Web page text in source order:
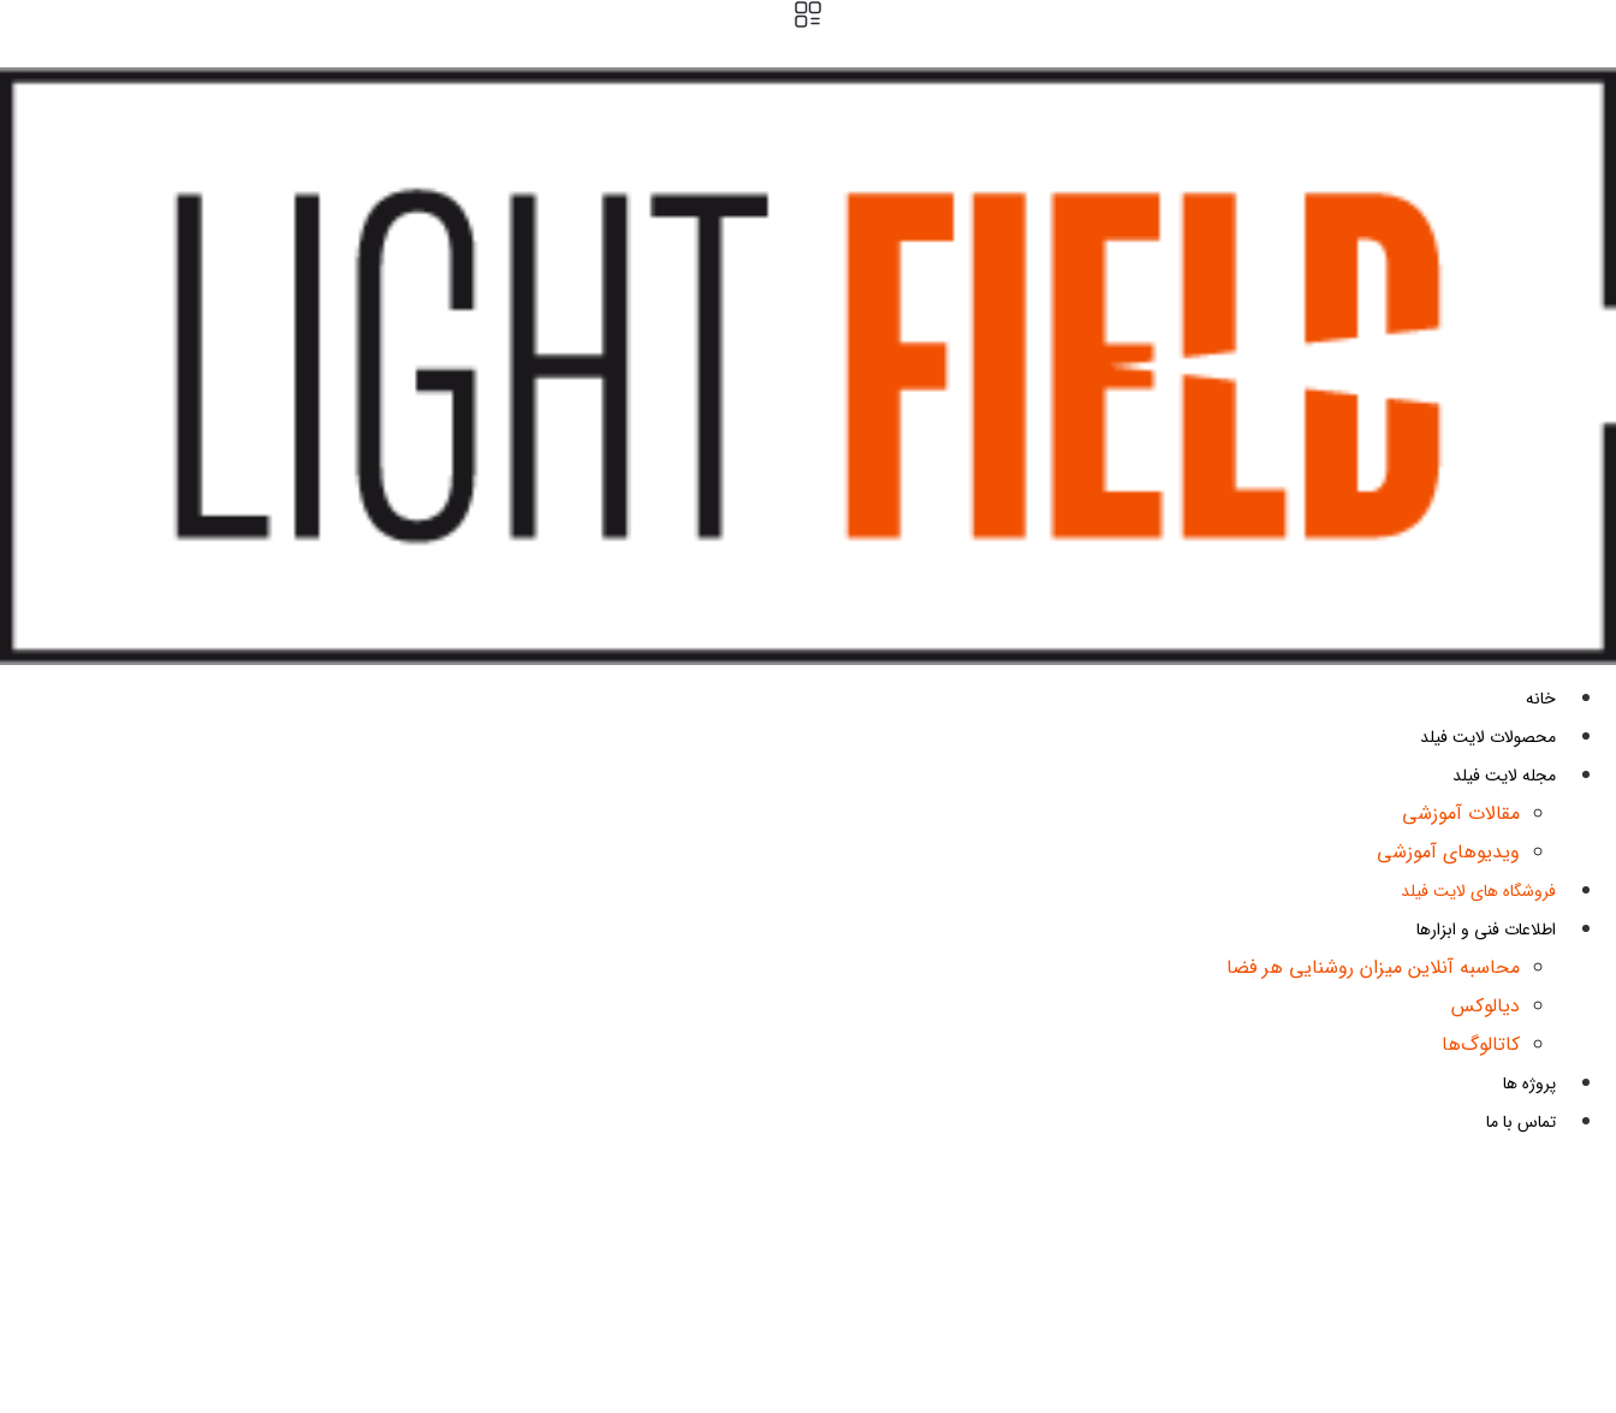
محتوا
خانه
محصولات لایت فیلد
مجله لایت فیلد
مقالات آموزشی
ویدیوهای آموزشی
فروشگاه های لایت فیلد
اطلاعات فنی و ابزارها
محاسبه آنلاین میزان روشنایی هر فضا
دیالوکس
کاتالوگ‌ها
پروژه ها
تماس با ما